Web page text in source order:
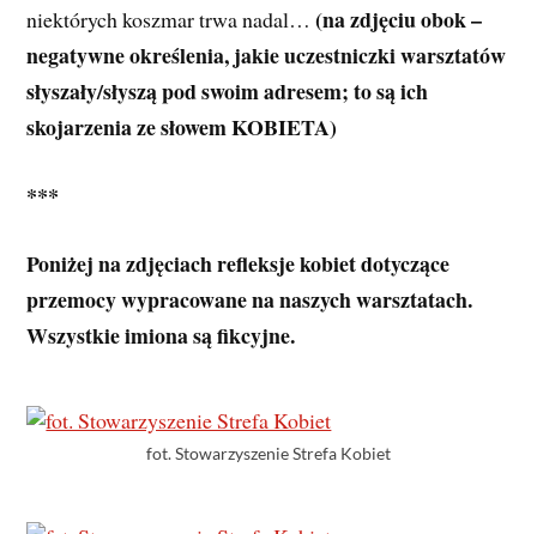
niektórych koszmar trwa nadal…(na zdjęciu obok –
negatywne określenia, jakie uczestniczki warsztatów
słyszały/słyszą pod swoim adresem; to są ich
skojarzenia ze słowem KOBIETA)
***
Poniżej na zdjęciach refleksje kobiet dotyczące
przemocy wypracowane na naszych warsztatach.
Wszystkie imiona są fikcyjne.
fot. Stowarzyszenie Strefa Kobiet